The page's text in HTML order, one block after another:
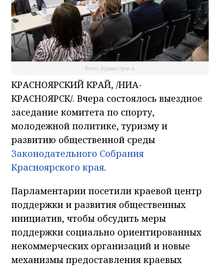
Фото: Бурмистров А.
КРАСНОЯРСКИЙ КРАЙ, /НИА-
КРАСНОЯРСК/. Вчера состоялось выездное
заседание комитета по спорту,
молодежной политике, туризму и
развитию общественной среды
Законодательного Собрания
Красноярского края.
Парламентарии посетили краевой центр
поддержки и развития общественных
инициатив, чтобы обсудить меры
поддержки социально ориентированных
некоммерческих организаций и новые
механизмы предоставления краевых